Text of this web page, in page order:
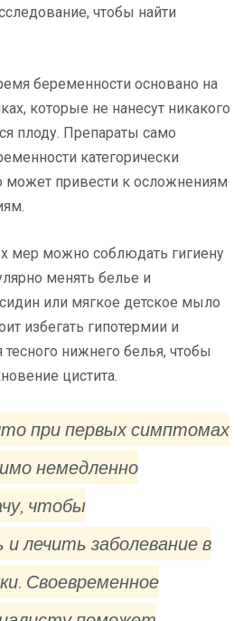
чтобы найти
беременности основано на
которые не нанесут никакого
плоду. Препараты само
категорически
может привести к осложнениям
мер можно соблюдать гигиену
менять белье и
или мягкое детское мыло
избегать гипотермии и
тесного нижнего белья, чтобы
цистита.
при первых симптомах
немедленно
чтобы
лечить заболевание в
Своевременное